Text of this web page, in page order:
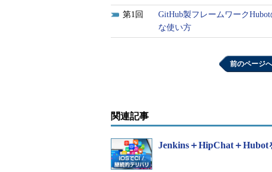
1
GitHub製フレームワーク
な使い方
前のページへ
関連記事
Jenkins＋HipChat＋